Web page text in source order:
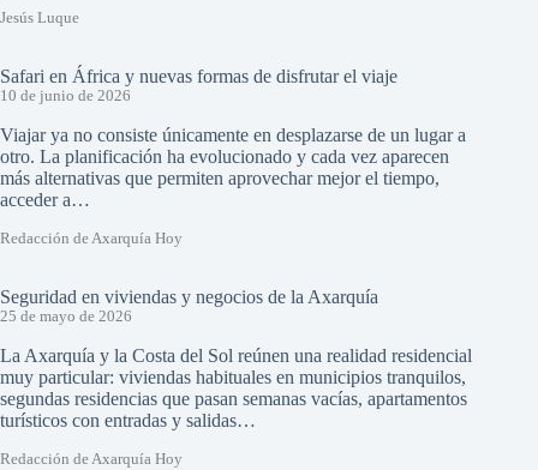
Jesús Luque
Safari en África y nuevas formas de disfrutar el viaje
10 de junio de 2026
Viajar ya no consiste únicamente en desplazarse de un lugar a
otro. La planificación ha evolucionado y cada vez aparecen
más alternativas que permiten aprovechar mejor el tiempo,
acceder a…
Redacción de Axarquía Hoy
Seguridad en viviendas y negocios de la Axarquía
25 de mayo de 2026
La Axarquía y la Costa del Sol reúnen una realidad residencial
muy particular: viviendas habituales en municipios tranquilos,
segundas residencias que pasan semanas vacías, apartamentos
turísticos con entradas y salidas…
Redacción de Axarquía Hoy